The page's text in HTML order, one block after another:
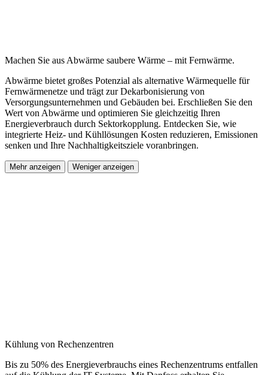
Machen Sie aus Abwärme saubere Wärme – mit Fernwärme.
Abwärme bietet großes Potenzial als alternative Wärmequelle für
Fernwärmenetze und trägt zur Dekarbonisierung von
Versorgungsunternehmen und Gebäuden bei. Erschließen Sie den
Wert von Abwärme und optimieren Sie gleichzeitig Ihren
Energieverbrauch durch Sektorkopplung. Entdecken Sie, wie
integrierte Heiz- und Kühllösungen Kosten reduzieren, Emissionen
senken und Ihre Nachhaltigkeitsziele voranbringen.
Mehr anzeigen Weniger anzeigen
Kühlung von Rechenzentren
Bis zu 50% des Energieverbrauchs eines Rechenzentrums entfallen